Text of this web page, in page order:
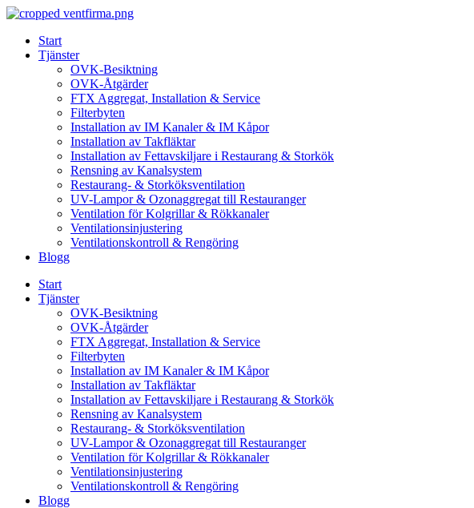
Skip
contentStart
Tjänster
OVK-Besiktning
OVK-Åtgärder
FTX Aggregat, Installation & Service
Filterbyten
Installation av IM Kanaler & IM Kåpor
Installation av Takfläktar
Installation av Fettavskiljare i Restaurang & Storkök
Rensning av Kanalsystem
Restaurang- & Storköksventilation
UV-Lampor & Ozonaggregat till Restauranger
Ventilation för Kolgrillar & Rökkanaler
Ventilationsinjustering
Ventilationskontroll & Rengöring
Blogg
Start
Tjänster
OVK-Besiktning
OVK-Åtgärder
FTX Aggregat, Installation & Service
Filterbyten
Installation av IM Kanaler & IM Kåpor
Installation av Takfläktar
Installation av Fettavskiljare i Restaurang & Storkök
Rensning av Kanalsystem
Restaurang- & Storköksventilation
UV-Lampor & Ozonaggregat till Restauranger
Ventilation för Kolgrillar & Rökkanaler
Ventilationsinjustering
Ventilationskontroll & Rengöring
Blogg